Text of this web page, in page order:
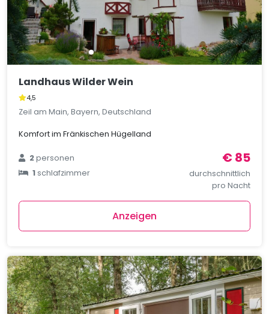
Landhaus Wilder Wein
4,5
Zeil am Main, Bayern, Deutschland
Komfort im Fränkischen Hügelland
2personen
1schlafzimmer
€ 85
durchschnittlich
pro Nacht
Anzeigen